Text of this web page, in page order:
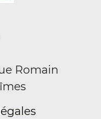
Romain